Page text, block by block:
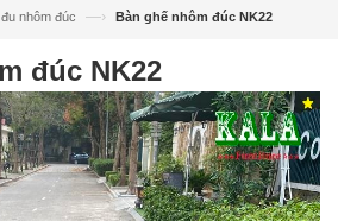
nhôm đúc —› Bàn ghế nhôm đúc NK22
đúc NK22